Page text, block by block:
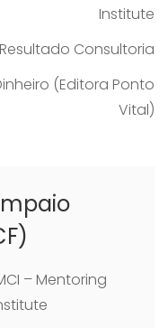
Institute
Consultoria
(Editora Ponto
Vital)
– Mentoring